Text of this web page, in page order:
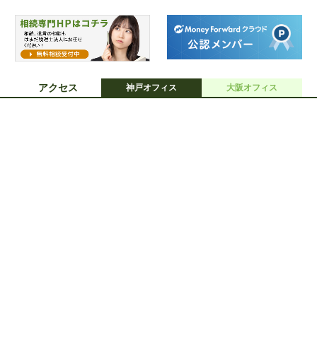
アクセス 神戸オフィス 大阪オフィス